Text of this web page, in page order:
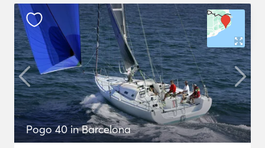
Pogo 40 in Barcelona